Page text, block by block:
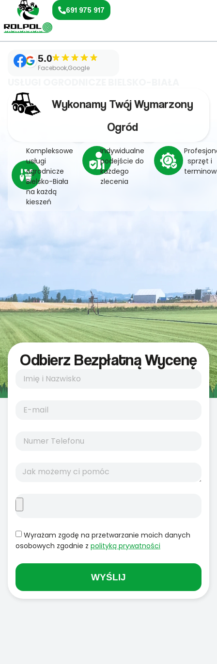
691 975 917
5.0
Facebook,Google
Wykonamy Twój Wymarzony
Ogród
Kompleksowe
usługi
ogrodnicze
Bielsko-Biała
na każdą
kieszeń
Indywidualne
podejście do
każdego
zlecenia
sprzęt i
Odbierz Bezpłatną Wycenę
Wyrażam zgodę na przetwarzanie moich danych
osobowych zgodnie z polityką prywatności
WYŚLIJ